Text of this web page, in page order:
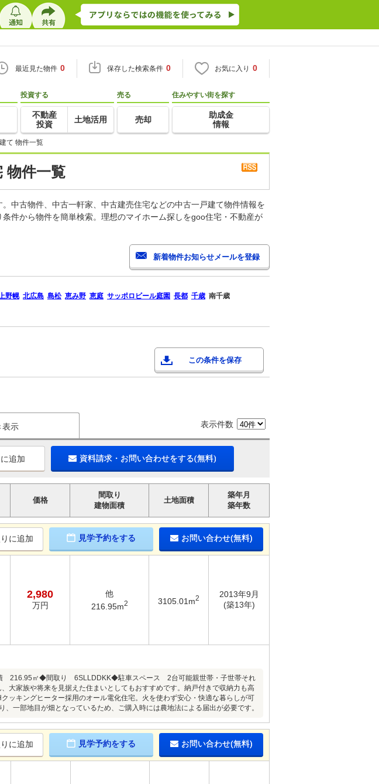
最近見た物件 0 保存した検索条件 0 お気に入り 0
投資する
不動産
投資
土地活用
売る
売却
住みやすい街を探す
助成金
情報
て 物件一覧
物件一覧
中古物件、中古一軒家、中古建売住宅などの中古一戸建て物件情報を
件から物件を簡単検索。理想のマイホーム探しをgoo住宅・不動産が
野幌 北広島 島松 恵み野 恵庭 サッポロビール庭園 長都 千歳 南千歳
この条件を保存
表示 表示件数
追加 資料請求・お問い合わせをする(無料)
価格
間取り
建物面積
土地面積
築年月
築年数
に追加 見学予約をする お問い合わせ(無料)
2,980
万円
他
216.95m2 3105.01m2
2013年9月
(築13年)
216.95㎡◆間取り 6SLLDDKK◆駐車スペース 2台可能親世帯・子世帯それ
大家族や将来を見据えた住まいとしてもおすすめです。納戸付きで収納力も高
ッキングヒーター採用のオール電化住宅。火を使わず安心・快適な暮らしが可
一部地目が畑となっているため、ご購入時には農地法による届出が必要です。
に追加 見学予約をする お問い合わせ(無料)